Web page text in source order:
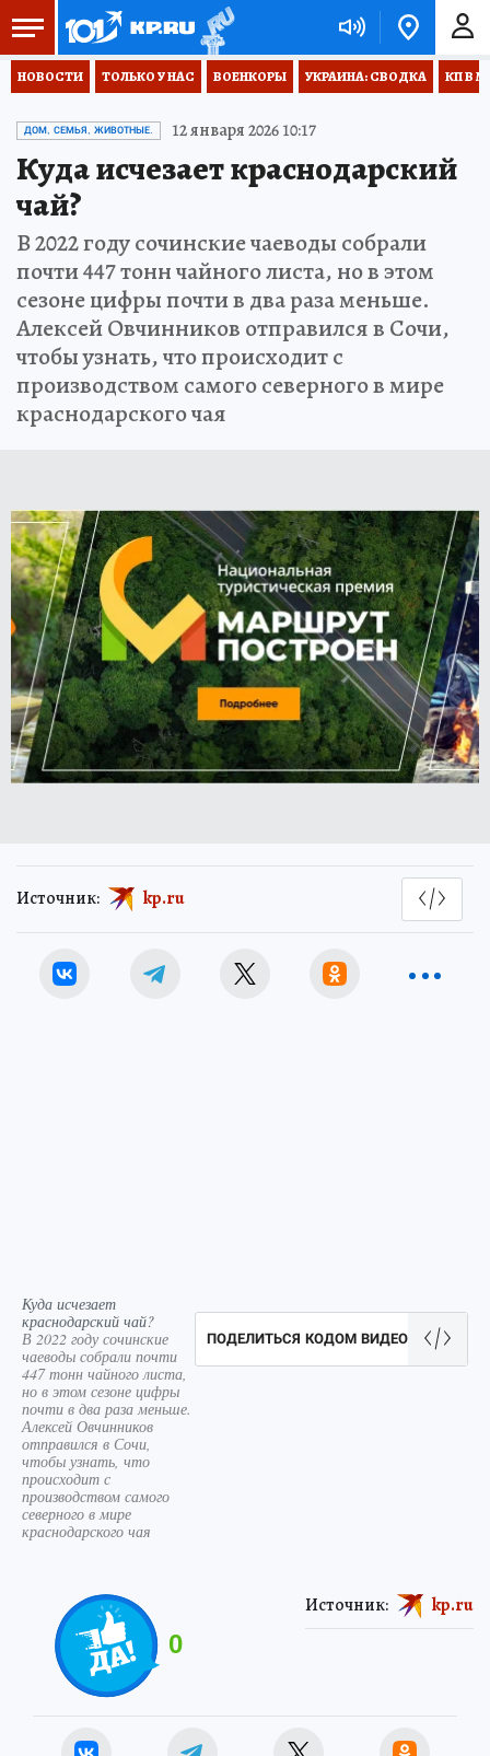
НОВОСТИ ТОЛЬКО У НАС ВОЕНКОРЫ УКРАИНА: СВОДКА КП В
ДОМ, СЕМЬЯ, ЖИВОТНЫЕ. 12 января 2026 10:17
Куда исчезает краснодарский
чай?
В 2022 году сочинские чаеводы собрали
почти 447 тонн чайного листа, но в этом
сезоне цифры почти в два раза меньше.
Алексей Овчинников отправился в Сочи,
чтобы узнать, что происходит с
производством самого северного в мире
краснодарского чая
Источник: kp.ru
Куда исчезает
краснодарский чай?
В 2022 году сочинские
чаеводы собрали почти
447 тонн чайного листа,
но в этом сезоне цифры
почти в два раза меньше.
Алексей Овчинников
отправился в Сочи,
чтобы узнать, что
происходит с
производством самого
северного в мире
краснодарского чая
ПОДЕЛИТЬСЯ КОДОМ ВИДЕО
0
Источник: kp.ru